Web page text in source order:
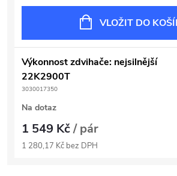
VLOŽIT DO
Výkonnost zdvihače: nejsilnější
22K2900T
3030017350
Na dotaz
1 549 Kč/ pár
1 280,17 Kč bez DPH